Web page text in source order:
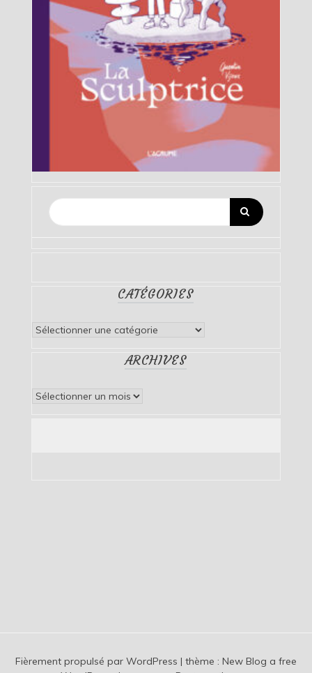
CATÉGORIES
Catégories
ARCHIVES
Archives
Fièrement propulsé par WordPress | thème : New Blog a free